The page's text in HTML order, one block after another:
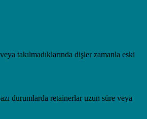
takılmadıklarında dişler zamanla eski
durumlarda retainerlar uzun süre veya